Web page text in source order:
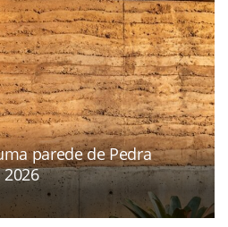
parede de Pedra